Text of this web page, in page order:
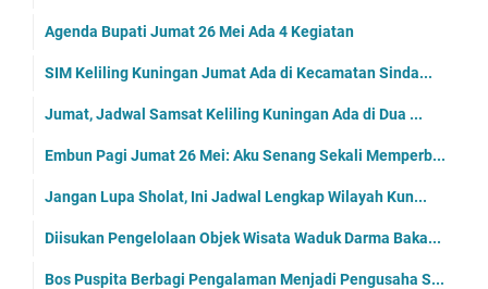
Agenda Bupati Jumat 26 Mei Ada 4 Kegiatan
SIM Keliling Kuningan Jumat Ada di Kecamatan Sinda...
Jumat, Jadwal Samsat Keliling Kuningan Ada di Dua ...
Embun Pagi Jumat 26 Mei: Aku Senang Sekali Memperb...
Jangan Lupa Sholat, Ini Jadwal Lengkap Wilayah Kun...
Diisukan Pengelolaan Objek Wisata Waduk Darma Baka...
Bos Puspita Berbagi Pengalaman Menjadi Pengusaha S...